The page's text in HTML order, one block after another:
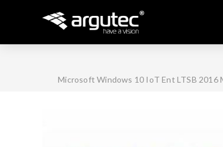
Microsoft Windows 10 IoT Ent LTSB 2016